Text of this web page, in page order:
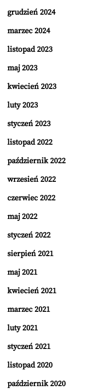
grudzień 2024
marzec 2024
listopad 2023
maj 2023
kwiecień 2023
luty 2023
styczeń 2023
listopad 2022
październik 2022
wrzesień 2022
czerwiec 2022
maj 2022
styczeń 2022
sierpień 2021
maj 2021
kwiecień 2021
marzec 2021
luty 2021
styczeń 2021
listopad 2020
październik 2020